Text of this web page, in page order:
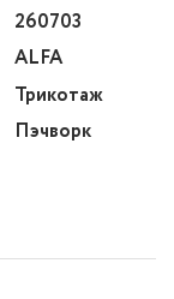
260703
ALFA
Трикотаж
Пэчворк